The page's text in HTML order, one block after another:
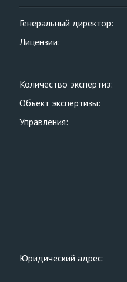
Генеральный директор:
Лицензии:
Количество экспертиз:
Объект экспертизы:
Управления:
Юридический адрес: